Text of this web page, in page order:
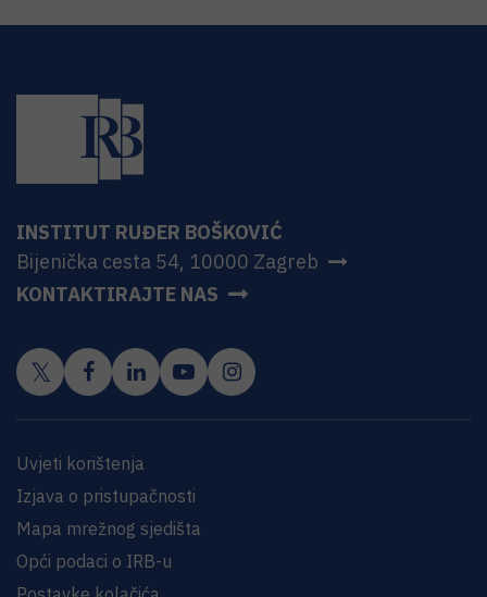
INSTITUT RUĐER BOŠKOVIĆ
Bijenička cesta 54, 10000 Zagreb
KONTAKTIRAJTE NAS
Uvjeti korištenja
Izjava o pristupačnosti
Mapa mrežnog sjedišta
Opći podaci o IRB-u